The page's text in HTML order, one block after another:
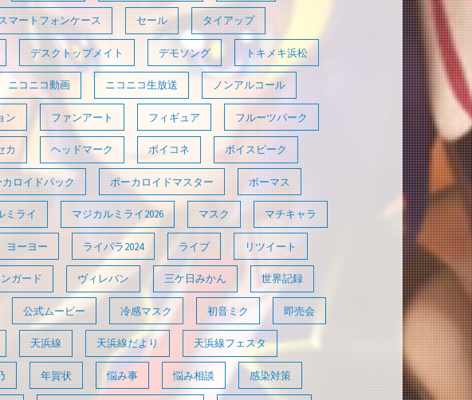
マートフォンケース セール タイアップ
デスクトップメイト デモソング トキメキ浜松
ニコニコ動画 ニコニコ生放送 ノンアルコール
ン ファンアート フィギュア フルーツパーク
カ ヘッドマーク ボイコネ ボイスピーク
ロイドパック ボーカロイドマスター ボーマス
ミライ マジカルミライ2026 マスク マチキャラ
ヨーヨー ライパラ2024 ライブ リツイート
ガード ヴィレバン 三ケ日みかん 世界記録
公式ムービー 冷感マスク 初音ミク 即売会
天浜線 天浜線だより 天浜線フェスタ
年賀状 悩み事 悩み相談 感染対策